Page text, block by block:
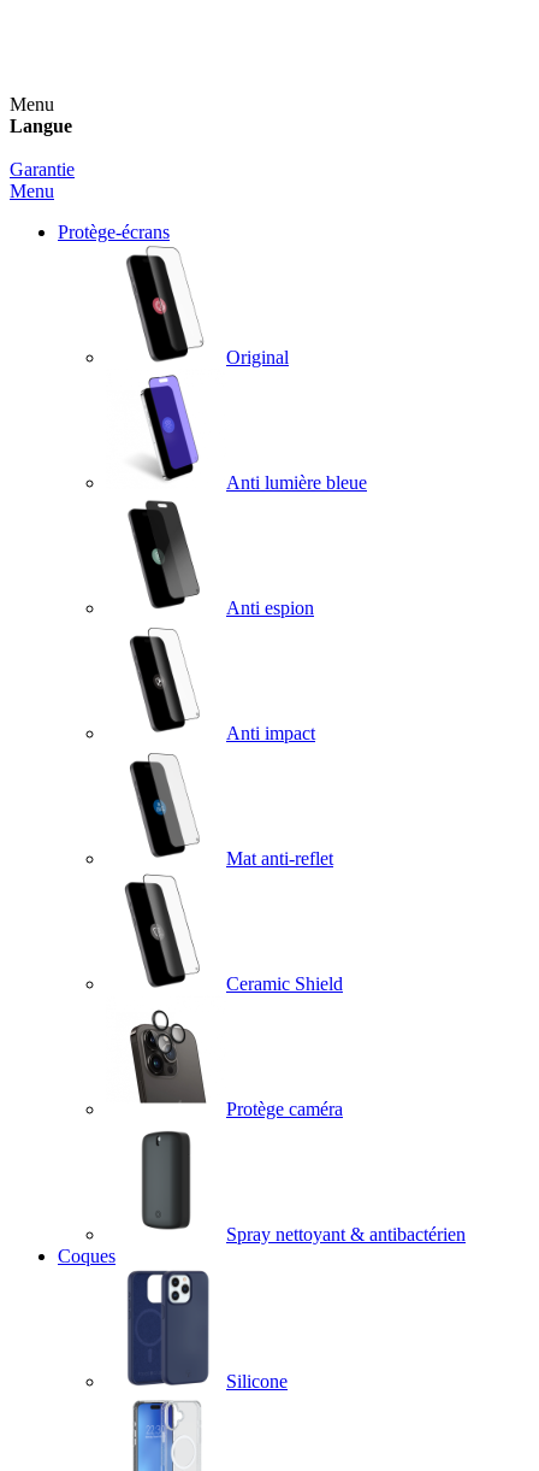
Menu
Langue
Garantie
Menu
Protège-écrans
Original
Anti lumière bleue
Anti espion
Anti impact
Mat anti-reflet
Ceramic Shield
Protège caméra
Spray nettoyant & antibactérien
Coques
Silicone